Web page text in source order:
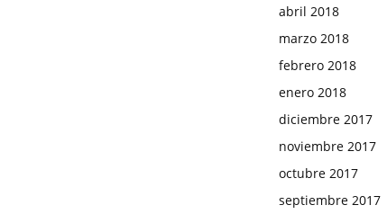
abril 2018
marzo 2018
febrero 2018
enero 2018
diciembre 2017
noviembre 2017
octubre 2017
septiembre 2017